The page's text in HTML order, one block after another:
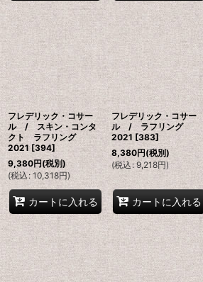
フレデリック・コサー
ル / スキン・コンタ
クト ラフリング
2021 [394]
9,380円(税別)
(税込: 10,318円)
カートに入れる
フレデリック・コサー
ル / ラフリング
2021 [383]
8,380円(税別)
(税込 : 9,218円)
カートに入れる